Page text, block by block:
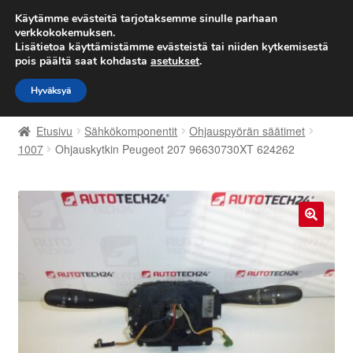
TOIMITUS alkaen 7 EUR
Siirry
navigointiin
Siirry
sisältöön
Etusivu
Kärry
Maailmanlaajuinen toimitus
Maksut
Etusivu Sähkökomponentit
Ohjauspyörän säätimet
1007
Ohjauskytkin Peugeot 207 96630730XT 624262
Käytämme evästeitä tarjotaksemme sinulle parhaan
verkkokokemuksen.
Lisätietoa käyttämistämme evästeistä tai niiden kytkemisestä
pois päältä saat kohdasta asetukset.
Hyväksyä